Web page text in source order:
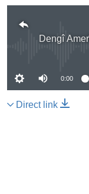
No
0:00
Direct link